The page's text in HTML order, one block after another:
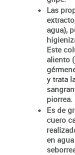
Las
agua),
Este
aliento
y trata
piorrea.
Es de
cuero
en